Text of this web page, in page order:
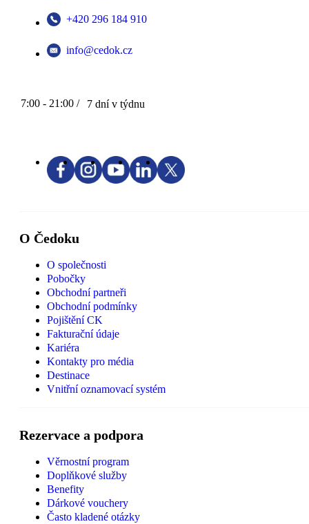
+420 296 184 910
info@cedok.cz
7:00 - 21:00 / 7 dní v týdnu
O Čedoku
O společnosti
Pobočky
Obchodní partneři
Obchodní podmínky
Pojištění CK
Fakturační údaje
Kariéra
Kontakty pro média
Destinace
Vnitřní oznamovací systém
Rezervace a podpora
Věrnostní program
Doplňkové služby
Benefity
Dárkové vouchery
Často kladené otázky